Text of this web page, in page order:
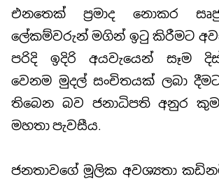
එනතෙක් ප්‍රමාද නොකර
ලේකම්වරුන් මගින් ඉටු කිරීමට
පරිදි ඉදිරි අයවැයෙන් සෑම
වෙනම මුදල් සංචිතයක් ලබා
තිබෙන බව ජනාධිපති අනුර
මහතා පැවසීය.
ජනතාවගේ මූලික අවශ්‍යතා